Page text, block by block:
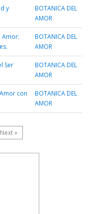
y
BOTANICA DEL
AMOR
Amor:
BOTANICA DEL
AMOR
Ser
BOTANICA DEL
AMOR
con
BOTANICA DEL
AMOR
Next »